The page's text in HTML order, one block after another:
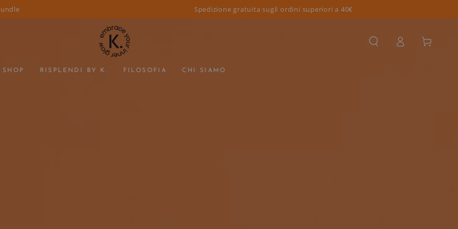
Spedizione gratuita sugli ordini superiori a 40€
SHOP RISPLENDI BY K. FILOSOFIA CHI SIAMO
Accesso Carello